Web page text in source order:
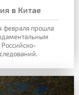
в Китае
февраля прошла